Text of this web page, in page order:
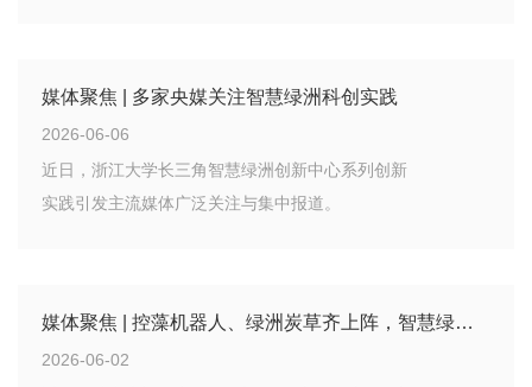
真实需求为导向，推动科研力量深入产业一线、促
进成果转化的创新机制。
媒体聚焦 | 多家央媒关注智慧绿洲科创实践
2026-06-06
近日，浙江大学长三角智慧绿洲创新中心系列创新
实践引发主流媒体广泛关注与集中报道。
媒体聚焦 | 控藻机器人、绿洲炭草齐上阵，智慧绿洲科技助力水生态治理
2026-06-02